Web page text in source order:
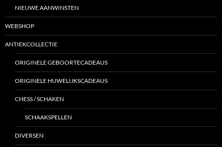
NIEUWE AANWINSTEN
WEBSHOP
ANTIEKCOLLECTIE
ORIGINELE GEBOORTECADEAUS
ORIGINELE HUWELIJKSCADEAUS
CHESS / SCHAKEN
SCHAAKSPELLEN
DIVERSEN